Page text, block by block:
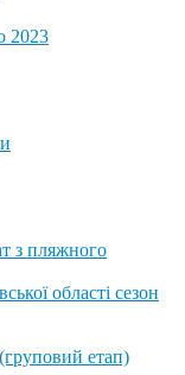
2023
з пляжного
області сезон
етап)